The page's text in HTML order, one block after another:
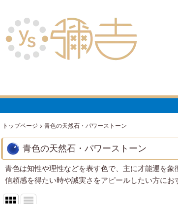
トップページ > 青色の天然石・パワーストーン
青色の天然石・パワーストーン
青色は知性や理性などを表す色で、主に才能運を
信頼感を得たい時や誠実さをアピールしたい方にお